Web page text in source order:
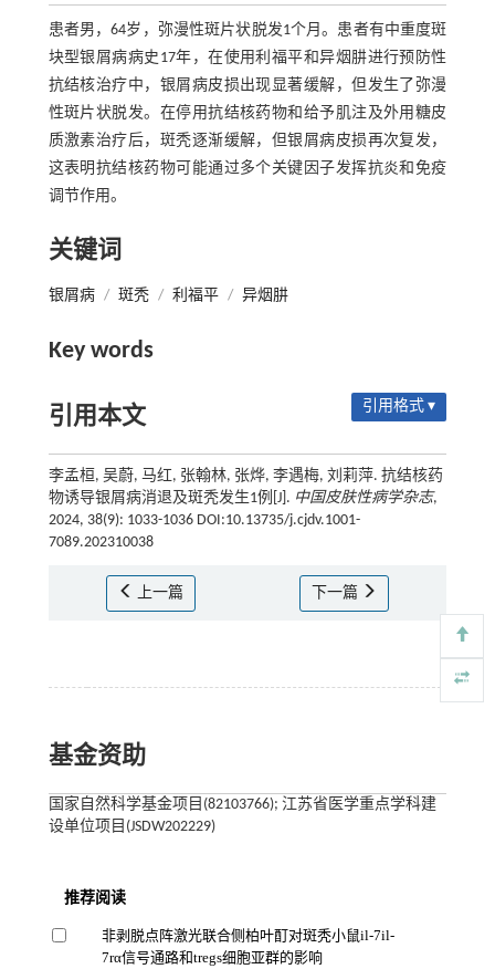
患者男，64岁，弥漫性斑片状脱发1个月。患者有中重度斑
块型银屑病病史17年，在使用利福平和异烟肼进行预防性
抗结核治疗中，银屑病皮损出现显著缓解，但发生了弥漫
性斑片状脱发。在停用抗结核药物和给予肌注及外用糖皮
质激素治疗后，斑秃逐渐缓解，但银屑病皮损再次复发，
这表明抗结核药物可能通过多个关键因子发挥抗炎和免疫
调节作用。
关键词
银屑病 / 斑秃 / 利福平 / 异烟肼
Key words
引用本文 引用格式 ▾
李孟桓, 吴蔚, 马红, 张翰林, 张烨, 李遇梅, 刘莉萍. 抗结核药
物诱导银屑病消退及斑秃发生1例[J]. 中国皮肤性病学杂志,
2024, 38(9): 1033-1036 DOI:10.13735/j.cjdv.1001-
7089.202310038
上一篇 下一篇
基金资助
国家自然科学基金项目(82103766); 江苏省医学重点学科建
设单位项目(JSDW202229)